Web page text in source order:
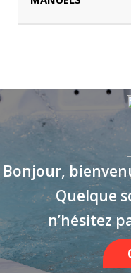
Bonjour,
Quelque
n’hésitez